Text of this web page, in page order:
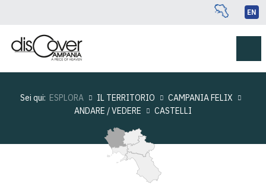
EN
Sei qui: ESPLORA IL TERRITORIO
CAMPANIA FELIX
ANDARE / VEDERE
CASTELLI